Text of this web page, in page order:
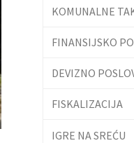
KOMUNALNE
FINANSIJSKO
DEVIZNO
FISKALIZACIJA
IGRE NA SREĆU